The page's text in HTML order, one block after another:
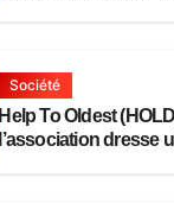
Société
Help To Oldest
l’association dresse